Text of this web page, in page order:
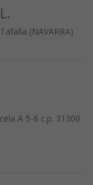
(NAVARRA)
A 5-6 c.p. 31300